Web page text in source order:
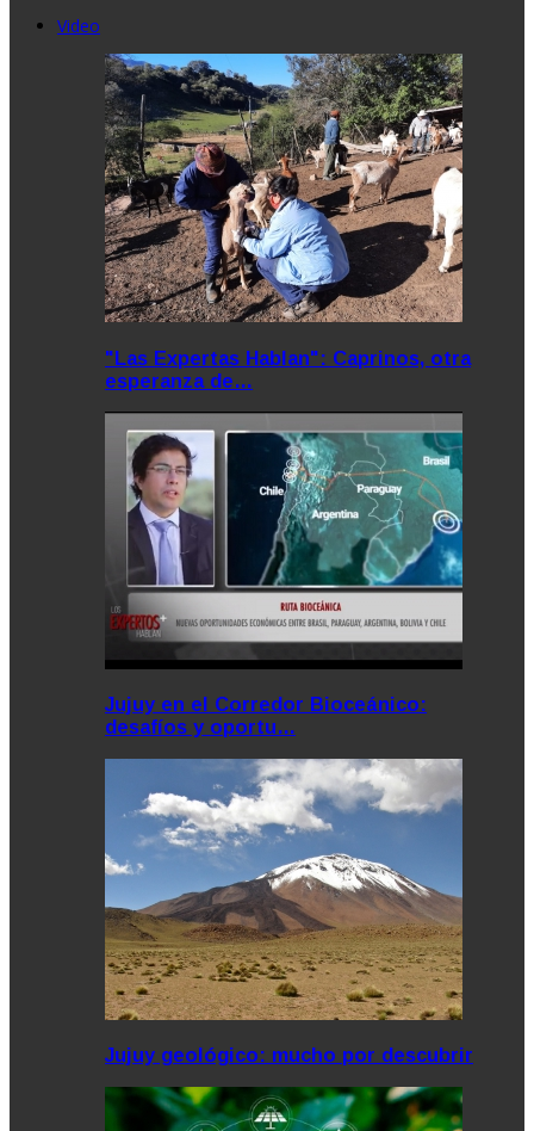
Video
"Las Expertas Hablan": Caprinos, otra
esperanza de…
Jujuy en el Corredor Bioceánico:
desafíos y oportu…
Jujuy geológico: mucho por descubrir